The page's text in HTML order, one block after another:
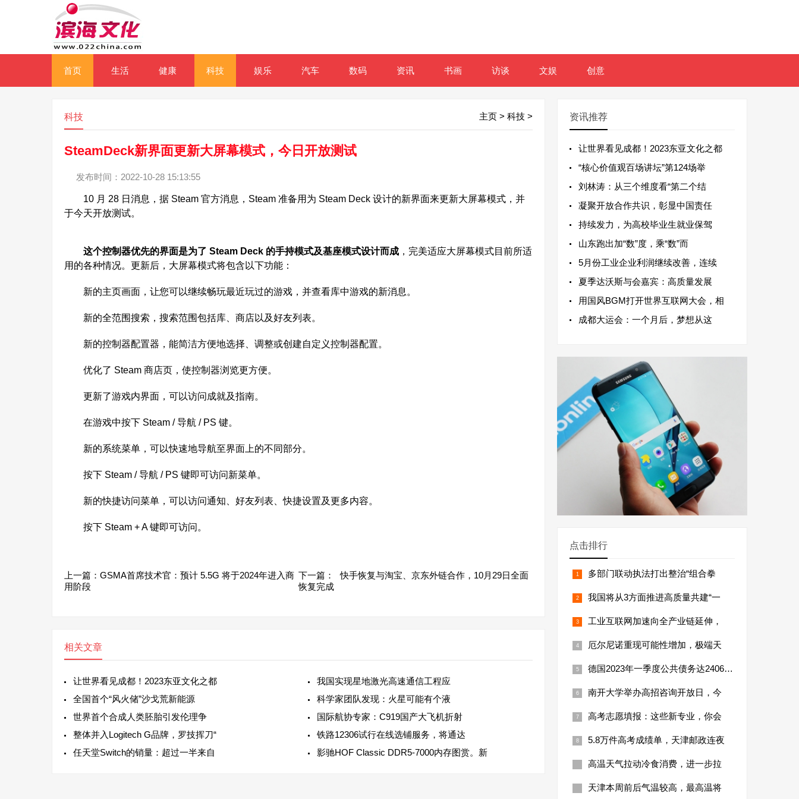
首页 生活 健康 科技 娱乐 汽车 数码 资讯 书画 访谈 文娱 创意
主页 > 科技 >
科技
SteamDeck新界面更新大屏幕模式，今日开放测试
发布时间：2022-10-28 15:13:55
10 月 28 日消息，据 Steam 官方消息，Steam 准备用为 Steam Deck 设计的新界面来更新大屏幕模式，并
于今天开放测试。
这个控制器优先的界面是为了 Steam Deck 的手持模式及基座模式设计而成 ，完美适应大屏幕模式目前所适
用的各种情况。更新后，大屏幕模式将包含以下功能：
新的主页画面，让您可以继续畅玩最近玩过的游戏，并查看库中游戏的新消息。
新的全范围搜索，搜索范围包括库、商店以及好友列表。
新的控制器配置器，能简洁方便地选择、调整或创建自定义控制器配置。
优化了 Steam 商店页，使控制器浏览更方便。
更新了游戏内界面，可以访问成就及指南。
在游戏中按下 Steam / 导航 / PS 键。
新的系统菜单，可以快速地导航至界面上的不同部分。
按下 Steam / 导航 / PS 键即可访问新菜单。
新的快捷访问菜单，可以访问通知、好友列表、快捷设置及更多内容。
按下 Steam + A 键即可访问。
上一篇： GSMA首席技术官：预计 5.5G 将于2024年进入商
用阶段
下一篇：
快手恢复与淘宝、京东外链合作，10月29日全面
恢复完成
相关文章
让世界看见成都！2023东亚文化之都
我国实现星地激光高速通信工程应
全国首个“风火储”沙戈荒新能源
科学家团队发现：火星可能有个液
世界首个合成人类胚胎引发伦理争
国际航协专家：C919国产大飞机折射
整体并入Logitech G品牌，罗技挥刀“
铁路12306试行在线选铺服务，将通达
任天堂Switch的销量：超过一半来自
影驰HOF Classic DDR5-7000内存图赏。新
资讯推荐
让世界看见成都！2023东亚文化之都
“核心价值观百场讲坛”第124场举
刘林涛：从三个维度看“第二个结
凝聚开放合作共识，彰显中国责任
持续发力，为高校毕业生就业保驾
山东跑出加“数”度，乘“数”而
5月份工业企业利润继续改善，连续
夏季达沃斯与会嘉宾：高质量发展
用国风BGM打开世界互联网大会，相
成都大运会：一个月后，梦想从这
点击排行
多部门联动执法打出整治“组合拳
我国将从3方面推进高质量共建“一
工业互联网加速向全产业链延伸，
厄尔尼诺重现可能性增加，极端天
德国2023年一季度公共债务达24066亿
南开大学举办高招咨询开放日，今
高考志愿填报：这些新专业，你会
5.8万件高考成绩单，天津邮政连夜
高温天气拉动冷食消费，进一步拉
天津本周前后气温较高，最高温将